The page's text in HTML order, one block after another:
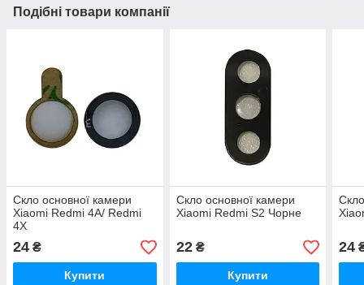
Подібні товари компанії
Скло основної камери
Xiaomi Redmi 4A/ Redmi
4X
24 ₴
Купити
Скло основної камери
Xiaomi Redmi S2 Чорне
22₴
Купити
24